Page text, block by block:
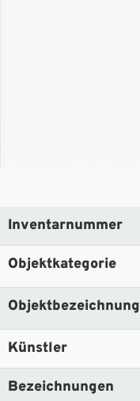
Inventarnummer
Objektkategorie
Objektbezeichnung
Künstler
Bezeichnungen